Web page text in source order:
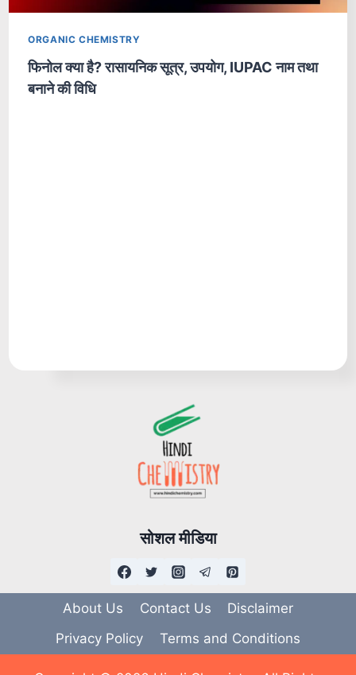
ORGANIC CHEMISTRY
फिनोल क्या है? रासायनिक सूत्र, उपयोग, IUPAC नाम तथा
बनाने की विधि
सोशल मीडिया
About Us Contact Us
Disclaimer
Privacy Policy
Terms and Conditions